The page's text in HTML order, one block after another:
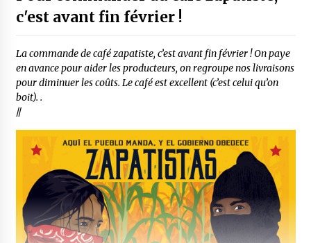
c'est avant fin février !
La commande de café zapatiste, c’est avant fin février ! On paye
en avance pour aider les producteurs, on regroupe nos livraisons
pour diminuer les coûts. Le café est excellent (c’est celui qu’on
boit). .
//